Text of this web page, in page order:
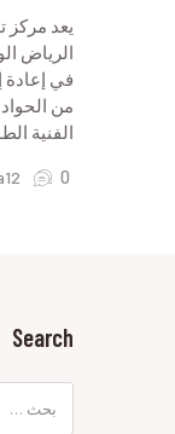
يعد مركز
الرياض
في إعادة
من
الفنية
0
Search
عن: